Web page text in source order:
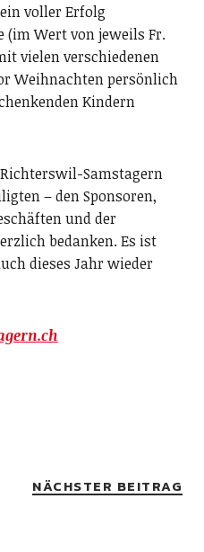
voller Erfolg
(im Wert von jeweils Fr.
vielen verschiedenen
Weihnachten persönlich
Kindern
Samstagern
– den Sponsoren,
und der
bedanken. Es ist
dieses Jahr wieder
NÄCHSTER BEITRAG